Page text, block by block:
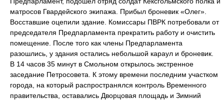
матросов Гвардейского экипажа. Прибыл броневик «Олег».
Восставшие оцепили здание. Комиссары ПВРК потребовали от
председателя Предпарламента прекратить работу и очистить
помещение. После того как члены Предпарламента
разошлись, у здания остались небольшой караул и броневик.
В 14 часов 35 минут в Смольном открылось экстренное
заседание Петросовета. К этому времени последним участком
города, на который распространялся контроль Временного
правительства, оставались Дворцовая площадь и Зимний